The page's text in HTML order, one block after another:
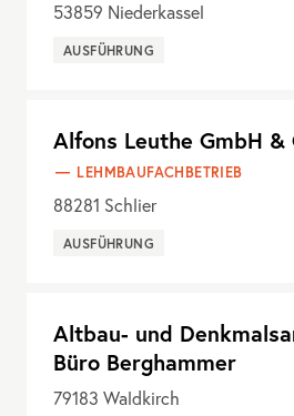
53859 Niederkassel
AUSFÜHRUNG
Alfons Leuthe GmbH &
LEHMBAUFACHBETRIEB
88281 Schlier
AUSFÜHRUNG
Altbau- und
Büro Berghammer
79183 Waldkirch